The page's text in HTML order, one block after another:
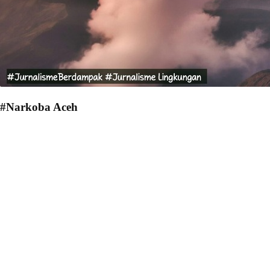
#Narkoba Aceh